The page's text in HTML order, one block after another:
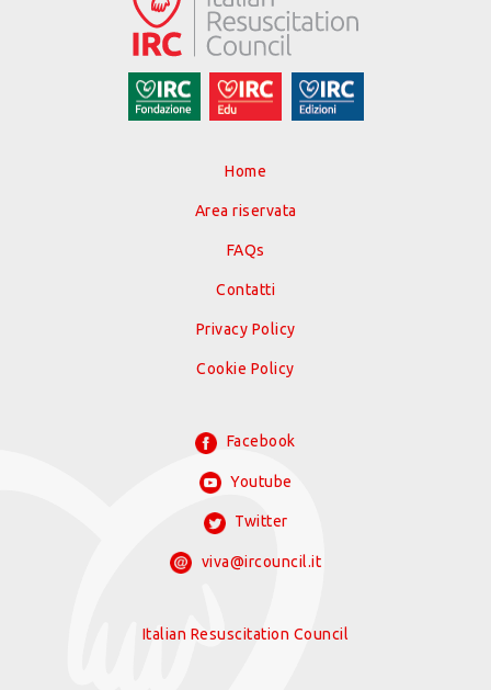
Home
Area riservata
FAQs
Contatti
Privacy Policy
Cookie Policy
Facebook
Youtube
Twitter
viva@ircouncil.it
Italian Resuscitation Council